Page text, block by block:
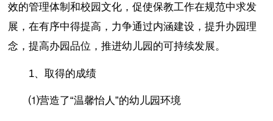
效的管理体制和校园文化，促使保教工作在规范中求发
展，在有序中得提高，力争通过内涵建设，提升办园理
念，提高办园品位，推进幼儿园的可持续发展。
1、取得的成绩
⑴营造了“温馨怡人”的幼儿园环境